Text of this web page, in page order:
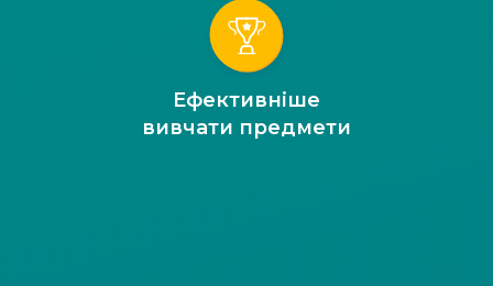
Ефективніше
вивчати предмети